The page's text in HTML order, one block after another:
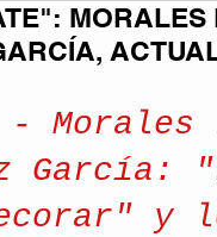
MORALES
- Morales
García:
y